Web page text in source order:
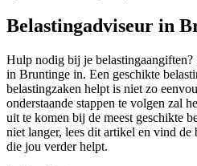
Belastingadviseur in
Hulp nodig bij je belastingaangiften?
in Bruntinge in. Een geschikte
belastingzaken helpt is niet zo
onderstaande stappen te volgen zal
uit te komen bij de meest geschikte
niet langer, lees dit artikel en vind
die jou verder helpt.